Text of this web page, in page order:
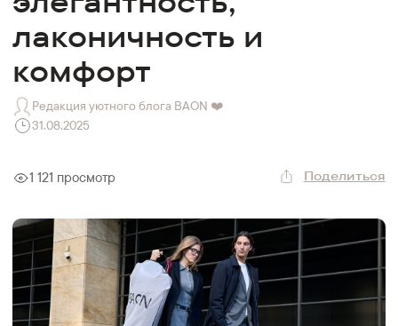
лаконичность и
комфорт
Редакция уютного блога BAON ❤️
31.08.2025
1 121 просмотр Поделиться